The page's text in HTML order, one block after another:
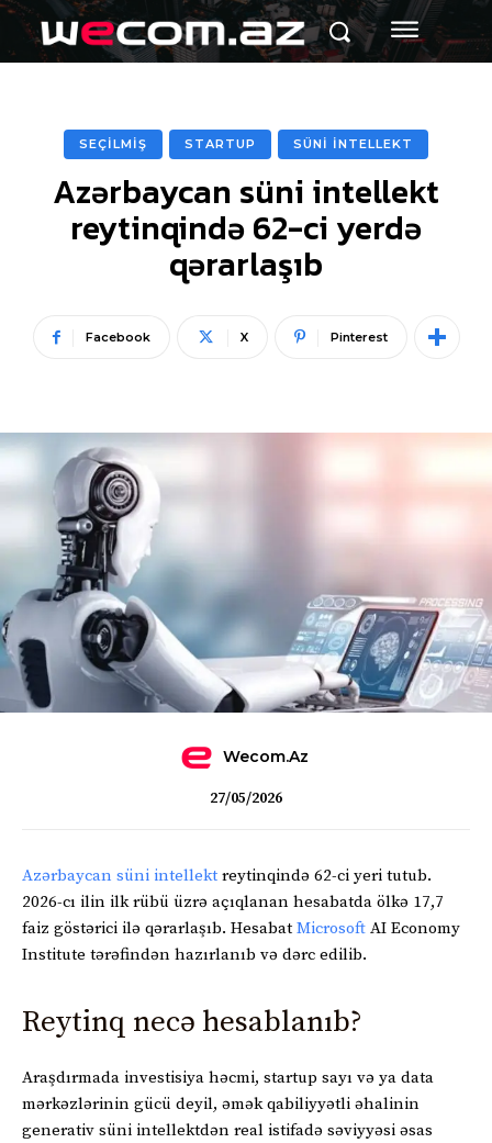
SEÇİLMİŞ STARTUP SÜNİ İNTELLEKT
Azərbaycan süni intellekt
reytinqində 62-ci yerdə
qərarlaşıb
Facebook X Pinterest
Wecom.az
27/05/2026
Azərbaycan süni intellekt reytinqində 62-ci yeri tutub.
2026-cı ilin ilk rübü üzrə açıqlanan hesabatda ölkə 17,7
faiz göstərici ilə qərarlaşıb. Hesabat Microsoft AI Economy
Institute tərəfindən hazırlanıb və dərc edilib.
Reytinq necə hesablanıb?
Araşdırmada investisiya həcmi, startup sayı və ya data
mərkəzlərinin gücü deyil, əmək qabiliyyətli əhalinin
generativ süni intellektdən real istifadə səviyyəsi əsas